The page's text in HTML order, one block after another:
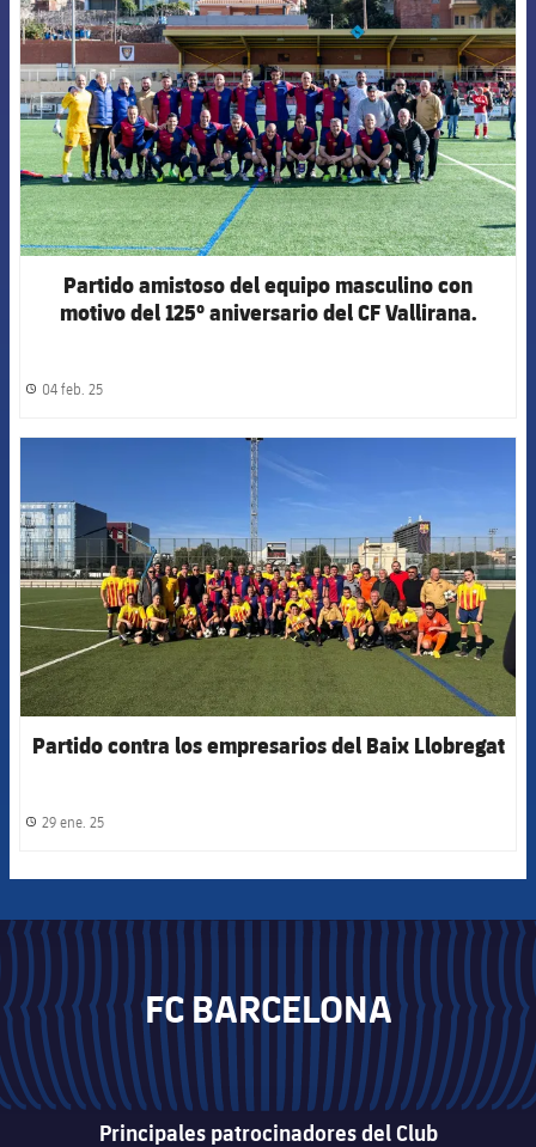
Partido amistoso del equipo masculino con
motivo del 125º aniversario del CF Vallirana.
label.share.clock
04 feb. 25
Partido contra los empresarios del Baix Llobregat
label.share.clock
29 ene. 25
FC BARCELONA
Principales patrocinadores del Club